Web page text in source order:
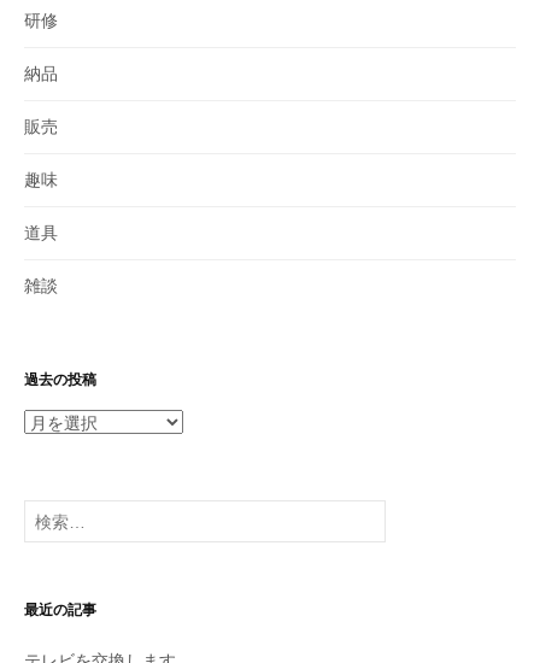
研修
納品
販売
趣味
道具
雑談
過去の投稿
過
投
稿
検
索:
最近の記事